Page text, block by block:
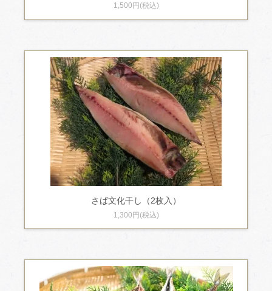
1,500円(税込)
さば文化干し（2枚入）
1,300円(税込)